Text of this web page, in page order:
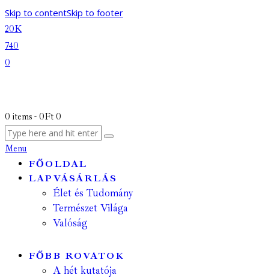
Skip to contentSkip to footer
20K
740
0
0 items - 0Ft 0
Menu
FŐOLDAL
LAPVÁSÁRLÁS
Élet és Tudomány
Természet Világa
Valóság
FŐBB ROVATOK
A hét kutatója